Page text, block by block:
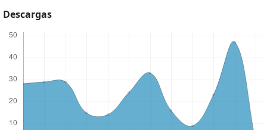
Descargas